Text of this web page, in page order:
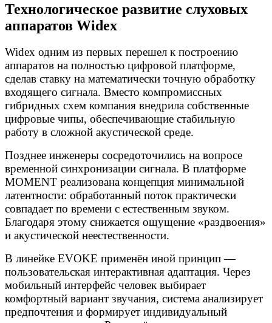
Технологическое развитие слуховых
аппаратов Widex
Widex одним из первых перешел к построению
аппаратов на полностью цифровой платформе,
сделав ставку на математически точную обработку
входящего сигнала. Вместо компромиссных
гибридных схем компания внедрила собственные
цифровые чипы, обеспечивающие стабильную
работу в сложной акустической среде.
Позднее инженеры сосредоточились на вопросе
временной синхронизации сигнала. В платформе
MOMENT реализована концепция минимальной
латентности: обработанный поток практически
совпадает по времени с естественным звуком.
Благодаря этому снижается ощущение «раздвоения»
и акустической неестественности.
В линейке EVOKE применён иной принцип —
пользовательская интерактивная адаптация. Через
мобильный интерфейс человек выбирает
комфортный вариант звучания, система анализирует
предпочтения и формирует индивидуальный